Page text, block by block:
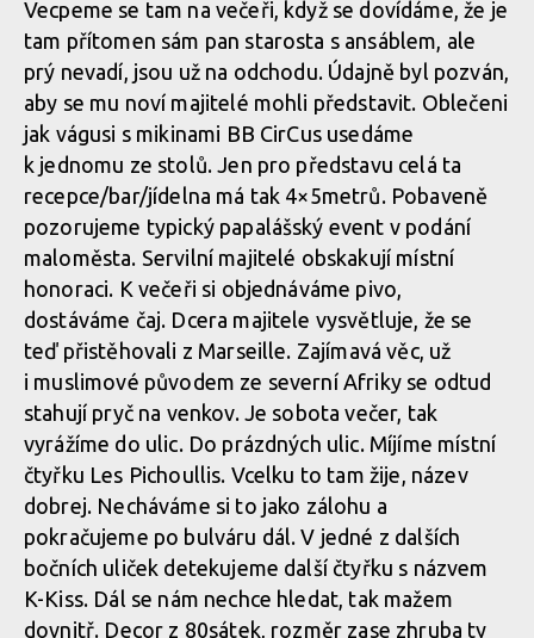
Vecpeme se tam na večeři, když se dovídáme, že je
tam přítomen sám pan starosta s ansáblem, ale
prý nevadí, jsou už na odchodu. Údajně byl pozván,
aby se mu noví majitelé mohli představit. Oblečeni
jak vágusi s mikinami BB CirCus usedáme
k jednomu ze stolů. Jen pro představu celá ta
recepce/bar/jídelna má tak 4×5metrů. Pobaveně
pozorujeme typický papalášský event v podání
maloměsta. Servilní majitelé obskakují místní
honoraci. K večeři si objednáváme pivo,
dostáváme čaj. Dcera majitele vysvětluje, že se
teď přistěhovali z Marseille. Zajímavá věc, už
i muslimové původem ze severní Afriky se odtud
stahují pryč na venkov. Je sobota večer, tak
vyrážíme do ulic. Do prázdných ulic. Míjíme místní
čtyřku Les Pichoullis. Vcelku to tam žije, název
dobrej. Necháváme si to jako zálohu a
pokračujeme po bulváru dál. V jedné z dalších
bočních uliček detekujeme další čtyřku s názvem
K-Kiss. Dál se nám nechce hledat, tak mažem
dovnitř. Decor z 80sátek, rozměr zase zhruba ty